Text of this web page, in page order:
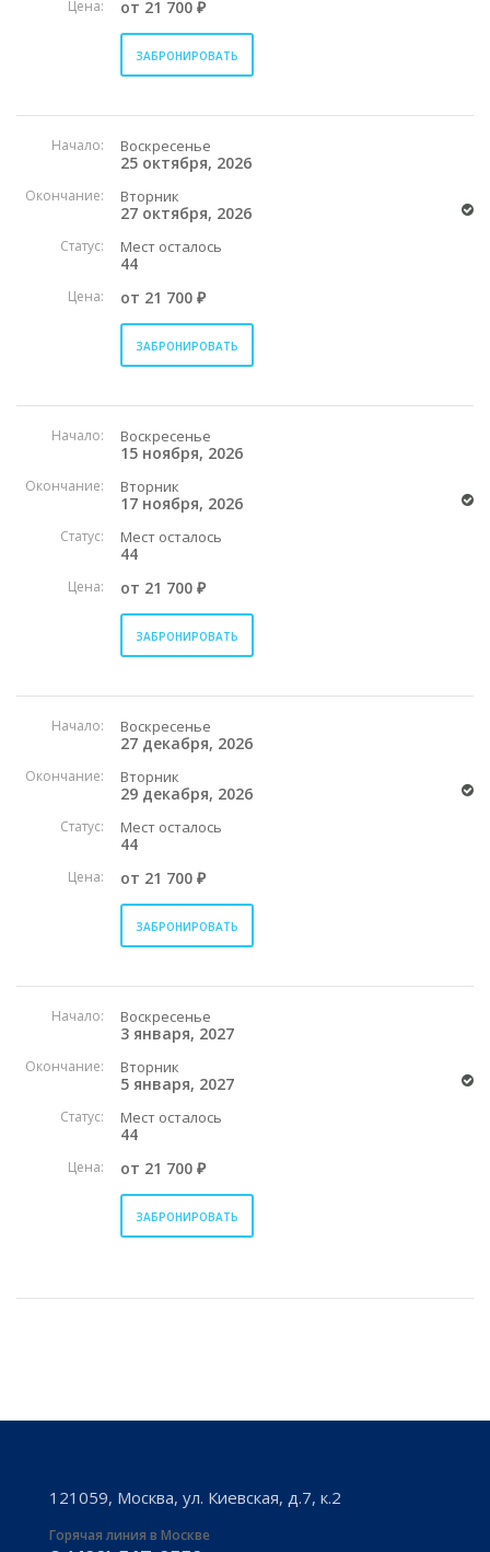
Цена: от 21 700 ₽
ЗАБРОНИРОВАТЬ
Начало: Воскресенье
25 октября, 2026
Окончание: Вторник
27 октября, 2026
Статус: Мест осталось
44
Цена: от 21 700 ₽
ЗАБРОНИРОВАТЬ
Начало: Воскресенье
15 ноября, 2026
Окончание: Вторник
17 ноября, 2026
Статус: Мест осталось
44
Цена: от 21 700 ₽
ЗАБРОНИРОВАТЬ
Начало: Воскресенье
27 декабря, 2026
Окончание: Вторник
29 декабря, 2026
Статус: Мест осталось
44
Цена: от 21 700 ₽
ЗАБРОНИРОВАТЬ
Начало: Воскресенье
3 января, 2027
Окончание: Вторник
5 января, 2027
Статус: Мест осталось
44
Цена: от 21 700 ₽
ЗАБРОНИРОВАТЬ
121059, Москва, ул. Киевская, д.7, к.2
Горячая линия в Москве